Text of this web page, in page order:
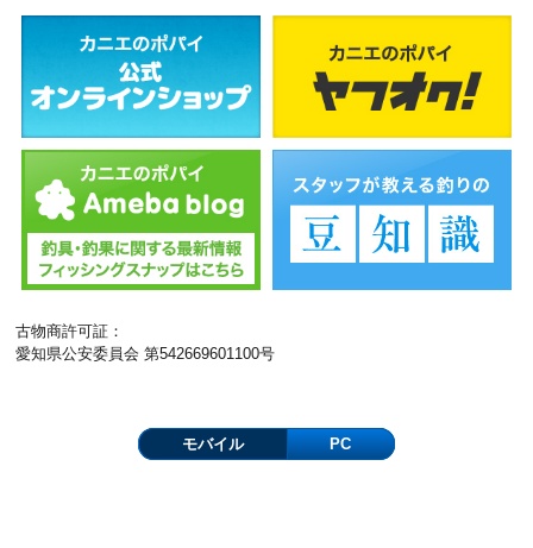
古物商許可証：
愛知県公安委員会 第542669601100号
モバイル PC